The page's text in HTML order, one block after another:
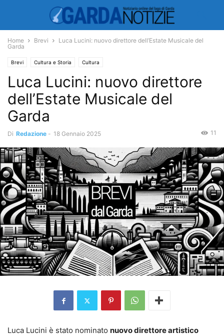
Home Brevi
Luca Lucini: nuovo direttore dell’Estate Musicale del
Garda
Brevi Cultura e Storia Cultura
Luca Lucini: nuovo direttore
dell’Estate Musicale del
Garda
Di Redazione - 18 Gennaio 2025 11
Luca Lucini è stato nominato nuovo direttore artistico